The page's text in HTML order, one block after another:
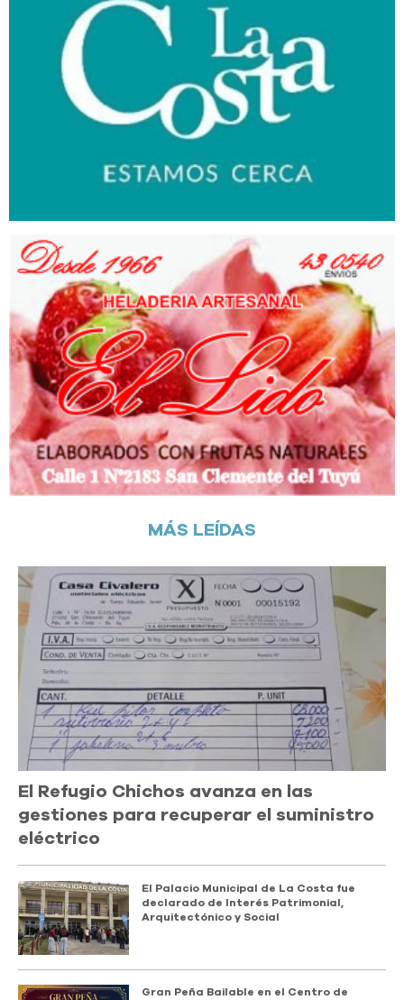
MÁS LEÍDAS
El Refugio Chichos avanza en las
gestiones para recuperar el suministro
eléctrico
El Palacio Municipal de La Costa fue
declarado de Interés Patrimonial,
Arquitectónico y Social
Gran Peña Bailable en el Centro de